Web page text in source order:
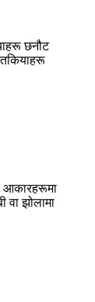
छनौट
आकारहरूमा
वा झोलामा